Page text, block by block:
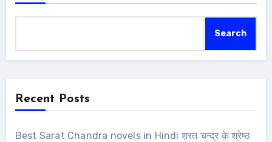
Search
Recent Posts
Best Sarat Chandra novels in Hindi शरत चन्द्र के श्रेष्ठ